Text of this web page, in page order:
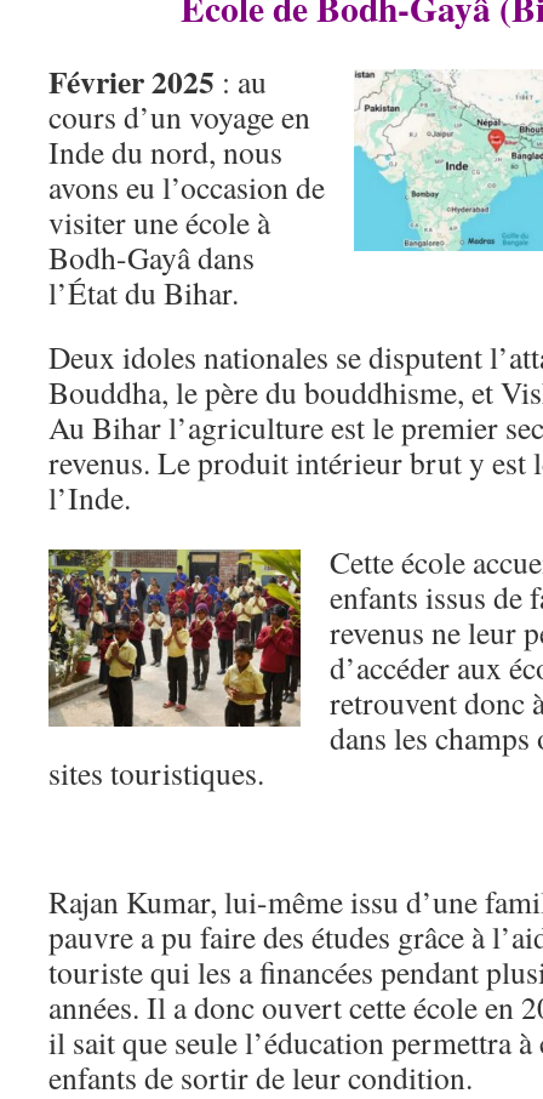
Février 2025 : au
cours d’un voyage en
Inde du nord, nous
avons eu l’occasion de
visiter une école à
Bodh-Gayâ dans
l’État du Bihar.
Deux idoles nationales se disputent
Bouddha, le père du bouddhisme, et
Au Bihar l’agriculture est le premier
revenus. Le produit intérieur brut y est
l’Inde.
Cette école
enfants issus de
revenus ne leur
d’accéder aux
retrouvent donc
dans les
sites touristiques.
Rajan Kumar, lui-même issu d’une
pauvre a pu faire des études grâce à
touriste qui les a financées pendant
années. Il a donc ouvert cette école en
il sait que seule l’éducation permettra à
enfants de sortir de leur condition.